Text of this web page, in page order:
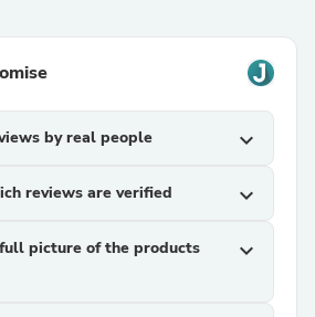
by real people expand_more
reviews are verified expand_more
picture of the products
expand_more